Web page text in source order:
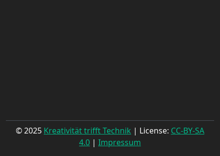
© 2025 Kreativität trifft Technik | License: CC-BY-SA
4.0 | Impressum